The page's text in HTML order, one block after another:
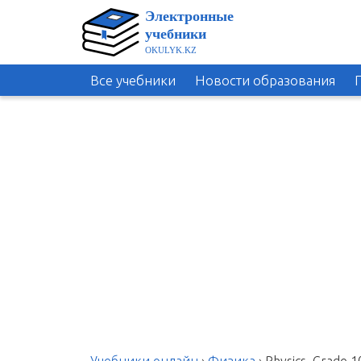
Все учебники Новости образования